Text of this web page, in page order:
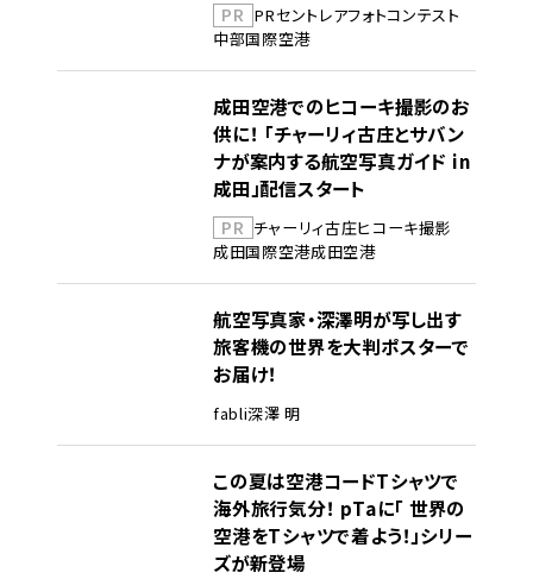
PR PRセントレアフォトコンテスト
中部国際空港
成田空港でのヒコーキ撮影のお
供に！ 「チャーリィ古庄とサバン
ナが案内する航空写真ガイド in
成田」配信スタート
PR チャーリィ古庄ヒコーキ撮影
成田国際空港成田空港
航空写真家・深澤明が写し出す
旅客機の世界を大判ポスターで
お届け！
fabli深澤 明
この夏は空港コードTシャツで
海外旅行気分！ pTaに「 世界の
空港をTシャツで着よう！」シリー
ズが新登場